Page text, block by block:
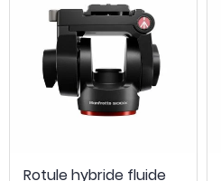
Rotule hybride fluide